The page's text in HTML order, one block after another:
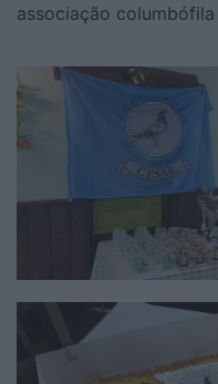
associação